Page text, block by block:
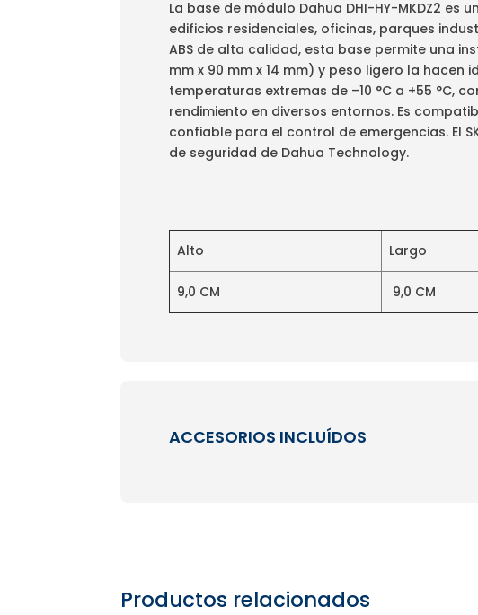
La base de módulo Dahua DHI-HY-MKDZ2
edificios residenciales, oficinas, parques
ABS de alta calidad, esta base permite una
mm x 90 mm x 14 mm) y peso ligero la
temperaturas extremas de –10 °C a +55 °C,
rendimiento en diversos entornos. Es
confiable para el control de emergencias. El
de seguridad de Dahua Technology.
Alto Largo
9,0 CM 9,0 CM
ACCESORIOS INCLUÍDOS
Productos relacionados